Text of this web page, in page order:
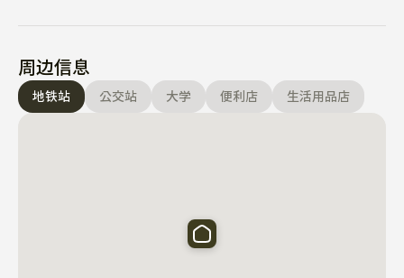
- 请在租赁结束前把家具就位。
- 根据月度合同，可以进行付费停车注册（大楼内自助停
车，每月80,000韩元）。
- 禁止养宠物，禁止吸烟
- 松洞区政府、图书馆、书店咖啡馆，步行1分钟即可到达
- 比特普莱克斯、购物中心、城际、大同和易买得步行5分
周边信息
地铁站 公交站 大学 便利店 生活用品店